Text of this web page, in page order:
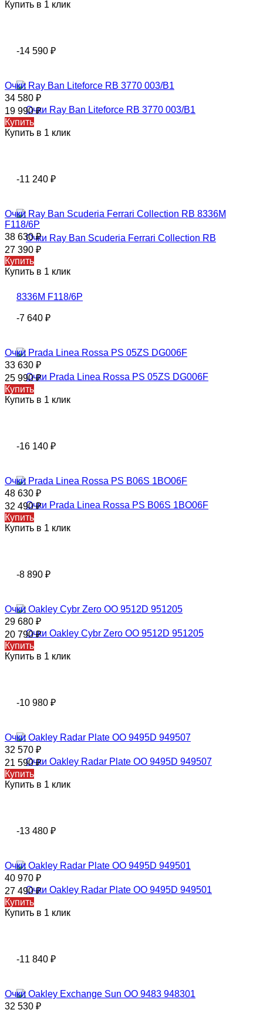
Купить в 1 клик
-14 590 ₽
Oчки Rаy Ваn Liteforce RB 3770 003/B1
34 580 ₽
19 990₽
Купить
Купить в 1 клик
-11 240 ₽
Очки Rаy Ваn Scuderia Ferrari Collection RB 8336M
F118/6P
38 630₽
27 390 ₽
Купить
Купить в 1 клик
-7 640 ₽
Очки Prada Linea Rossa PS 05ZS DG006F
33 630 ₽
25 990₽
Купить
Купить в 1 клик
-16 140 ₽
Очки Prada Linea Rossa PS B06S 1BO06F
48 630 ₽
32 490₽
Купить
Купить в 1 клик
-8 890 ₽
Очки Оаkley Cybr Zero OO 9512D 951205
29 680 ₽
20 790₽
Купить
Купить в 1 клик
-10 980 ₽
Очки Oakley Radar Plate OO 9495D 949507
32 570 ₽
21 590₽
Купить
Купить в 1 клик
-13 480 ₽
Очки Oakley Radar Plate OO 9495D 949501
40 970 ₽
27 490₽
Купить
Купить в 1 клик
-11 840 ₽
Очки Oаklеy Exchange Sun OO 9483 948301
32 530 ₽